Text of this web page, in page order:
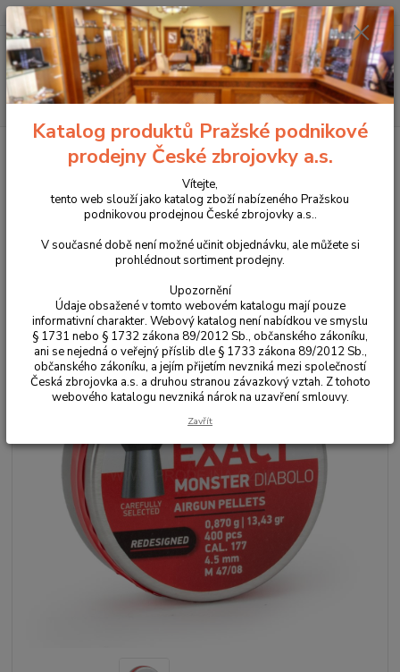
Menu
Hledat
+420 225 375 800
Diabolky
Diabolo JSB EXACT Monster REDESIGN
Diabolo JSB EXACT Monster
REDESIGN 4,5mm
Katalog produktů Pražské podnikové
prodejny České zbrojovky a.s.
Vítejte,
tento web slouží jako katalog zboží nabízeného Pražskou
podnikovou prodejnou České zbrojovky a.s..
V současné době není možné učinit objednávku, ale můžete si
prohlédnout sortiment prodejny.
Upozornění
Údaje obsažené v tomto webovém katalogu mají pouze
informativní charakter. Webový katalog není nabídkou ve smyslu
§ 1731 nebo § 1732 zákona 89/2012 Sb., občanského zákoníku,
ani se nejedná o veřejný příslib dle § 1733 zákona 89/2012 Sb.,
občanského zákoníku, a jejím přijetím nevzniká mezi společností
Česká zbrojovka a.s. a druhou stranou závazkový vztah. Z tohoto
webového katalogu nevzniká nárok na uzavření smlouvy.
Zavřít